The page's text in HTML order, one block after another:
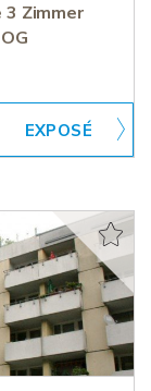
3 Zimmer